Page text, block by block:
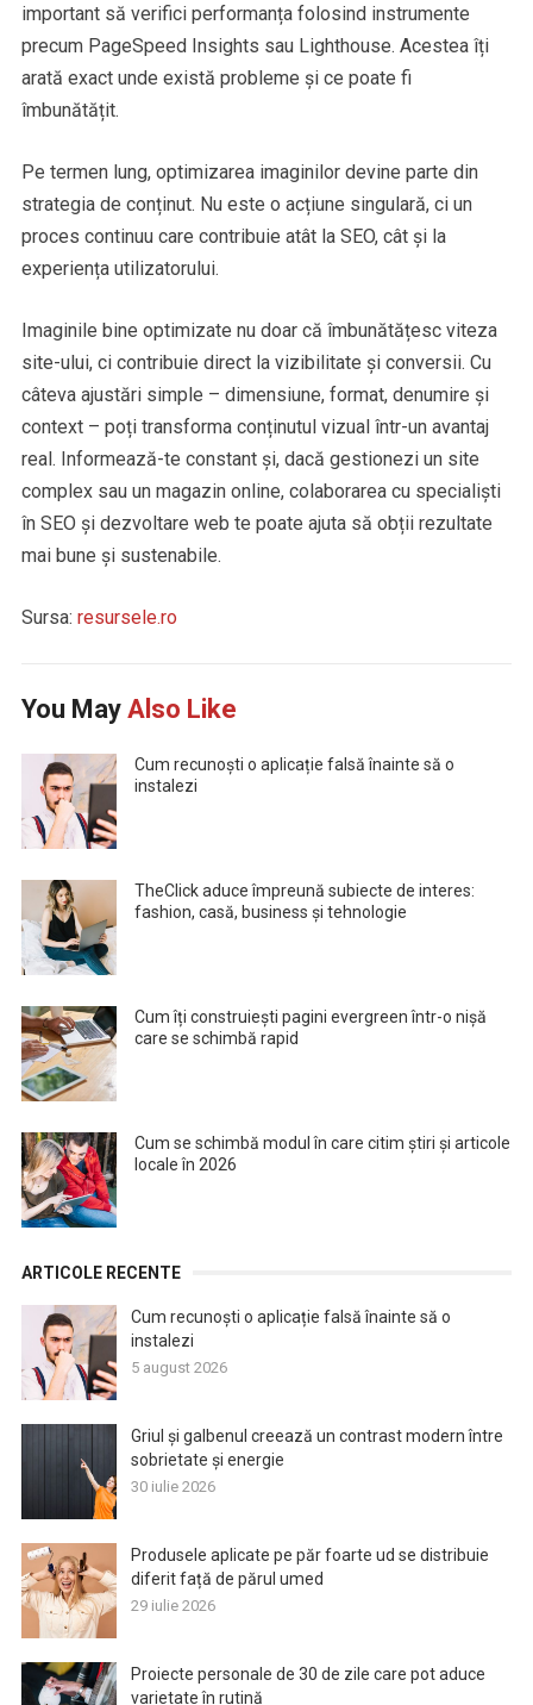
important să verifici performanța folosind instrumente
precum PageSpeed Insights sau Lighthouse. Acestea îți
arată exact unde există probleme și ce poate fi
îmbunătățit.
Pe termen lung, optimizarea imaginilor devine parte din
strategia de conținut. Nu este o acțiune singulară, ci un
proces continuu care contribuie atât la SEO, cât și la
experiența utilizatorului.
Imaginile bine optimizate nu doar că îmbunătățesc viteza
site-ului, ci contribuie direct la vizibilitate și conversii. Cu
câteva ajustări simple – dimensiune, format, denumire și
context – poți transforma conținutul vizual într-un avantaj
real. Informează-te constant și, dacă gestionezi un site
complex sau un magazin online, colaborarea cu specialiști
în SEO și dezvoltare web te poate ajuta să obții rezultate
mai bune și sustenabile.
Sursa: resursele.ro
You May Also Like
Cum recunoști o aplicație falsă înainte să o
instalezi
TheClick aduce împreună subiecte de interes:
fashion, casă, business și tehnologie
Cum îți construiești pagini evergreen într-o nișă
care se schimbă rapid
Cum se schimbă modul în care citim știri și articole
locale în 2026
ARTICOLE RECENTE
Cum recunoști o aplicație falsă înainte să o
instalezi
5 august 2026
Griul și galbenul creează un contrast modern între
sobrietate și energie
30 iulie 2026
Produsele aplicate pe păr foarte ud se distribuie
diferit față de părul umed
29 iulie 2026
Proiecte personale de 30 de zile care pot aduce
varietate în rutină